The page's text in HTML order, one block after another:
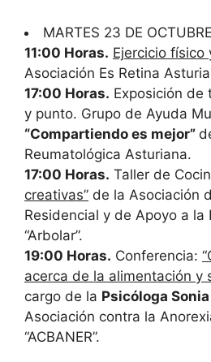
MARTES 23 DE OCTUBRE
11:00 Horas. Ejercicio físico
Asociación Es Retina
17:00 Horas. Exposición de
y punto. Grupo de Ayuda
“Compartiendo es mejor”
Reumatológica Asturiana.
17:00 Horas. Taller de
creativas” de la Asociación
Residencial y de Apoyo a la
“Arbolar”.
19:00 Horas. Conferencia:
acerca de la alimentación y
cargo de la Psicóloga
Asociación contra la
“ACBANER”.